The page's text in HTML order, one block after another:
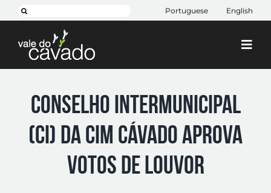
to
content
Pesquisar Portuguese English
Cávado 2030
Projetos
Conselho Intermunicipal
(CI) da CIM Cávado aprova
votos de louvor